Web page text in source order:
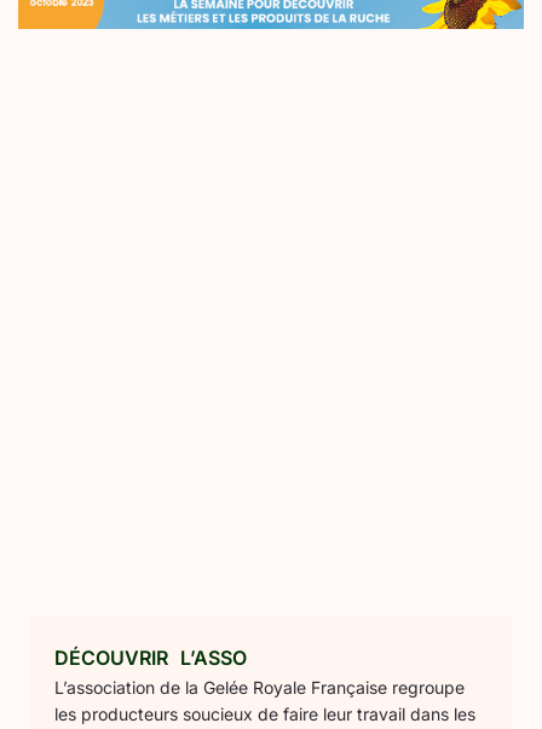
DÉCOUVRIR L’ASSO
L’association de la Gelée Royale Française regroupe
les producteurs soucieux de faire leur travail dans les